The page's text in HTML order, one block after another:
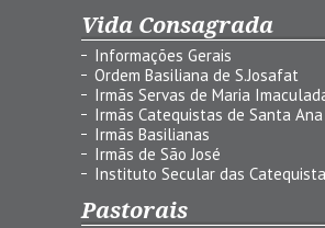
Vida Consagrada
Informações Gerais
Ordem Basiliana de S.Josafat
Irmãs Servas de Maria
Irmãs Catequistas de Santa Ana
Irmãs Basilianas
Irmãs de São José
Instituto Secular das
Pastorais